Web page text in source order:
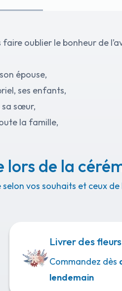
oublier le bonheur de
épouse,
ses enfants,
sa sœur,
la famille,
1969-2025
Rudent)
à 09 heures 45.
lors de la
vos souhaits et ceux
Livrer des
Commandez dès
lendemain